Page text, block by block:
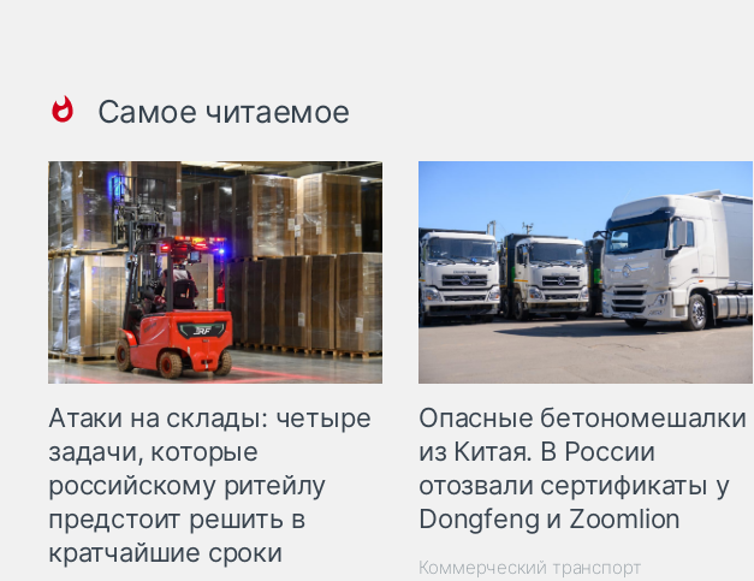
Самое читаемое
Атаки на склады: четыре
задачи, которые
российскому ритейлу
предстоит решить в
кратчайшие сроки
Опасные бетономешалки
из Китая. В России
отозвали сертификаты у
Dongfeng и Zoomlion
Коммерческий транспорт